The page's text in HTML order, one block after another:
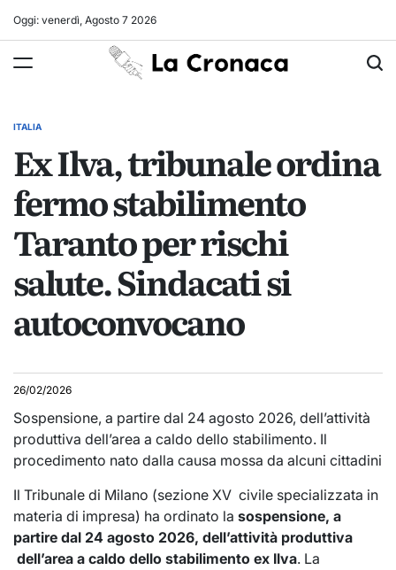
Oggi: venerdì, Agosto 7 2026
La
Cronaca
POSTED
ITALIA
Ex Ilva, tribunale ordina
fermo stabilimento
Taranto per rischi
salute. Sindacati si
autoconvocano
26/02/2026
Sospensione, a partire dal 24 agosto 2026, dell’attività
produttiva dell’area a caldo dello stabilimento. Il
procedimento nato dalla causa mossa da alcuni cittadini
Il Tribunale di Milano (sezione XV civile specializzata in
materia di impresa) ha ordinato la sospensione, a
partire dal 24 agosto 2026, dell’attività produttiva
dell’area a caldo dello stabilimento ex Ilva. La